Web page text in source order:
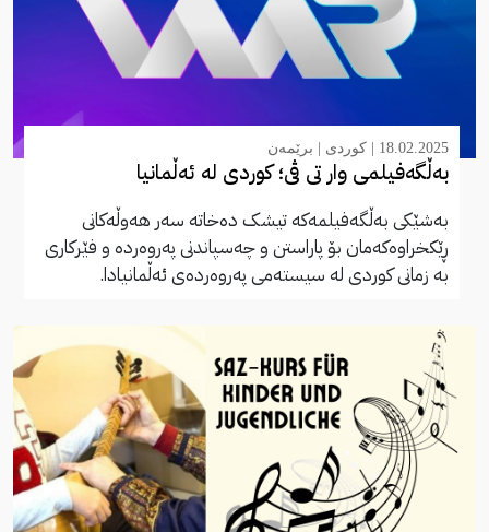
18.02.2025 | کوردی | برێمەن
بەڵگەفیلمی وار تی ڤی؛ کوردی لە ئەڵمانیا
بەشێکی بەڵگەفیلمەکە تیشک دەخاتە سەر هەوڵەکانی
ڕێکخراوەکەمان بۆ پاراستن و چەسپاندنی پەروەردە و فێرکاری
بە زمانی کوردی لە سیستەمی پەروەردەی ئەڵمانیادا.